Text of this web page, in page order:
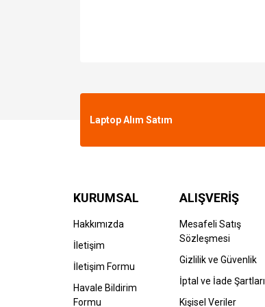
Laptop Alım Satım
KURUMSAL
Hakkımızda
İletişim
İletişim Formu
Havale Bildirim
Formu
ALIŞVERİŞ
Mesafeli Satış
Sözleşmesi
Gizlilik ve Güvenlik
İptal ve İade Şartları
Kişisel Veriler